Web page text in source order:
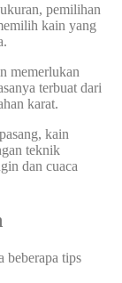
pemilihan
kain yang
memerlukan
terbuat dari
karat.
kain
teknik
dan cuaca
beberapa tips